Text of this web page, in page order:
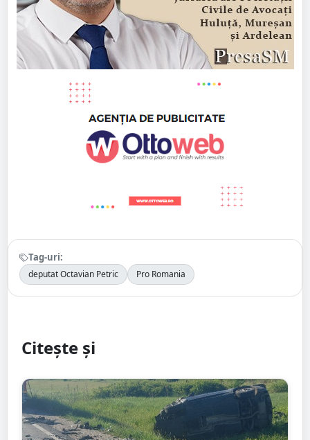
Tag-uri:
deputat Octavian Petric Pro Romania
Citește și